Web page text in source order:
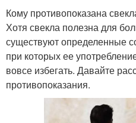
Кому противопоказана
Хотя свекла полезна для
существуют определенные
при которых ее
вовсе избегать. Давайте
противопоказания.